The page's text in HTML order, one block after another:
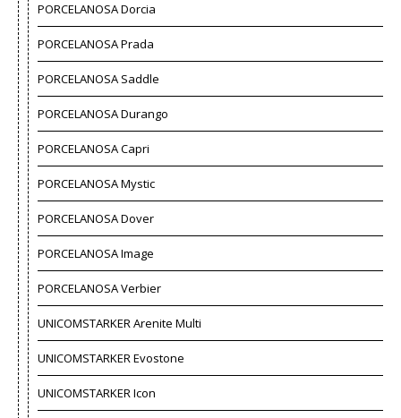
PORCELANOSA Dorcia
PORCELANOSA Prada
PORCELANOSA Saddle
PORCELANOSA Durango
PORCELANOSA Capri
PORCELANOSA Mystic
PORCELANOSA Dover
PORCELANOSA Image
PORCELANOSA Verbier
UNICOMSTARKER Arenite Multi
UNICOMSTARKER Evostone
UNICOMSTARKER Icon